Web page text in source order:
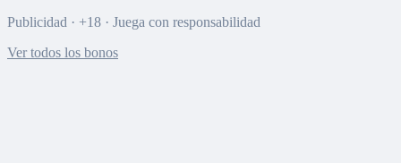
Publicidad · +18 · Juega con responsabilidad
Ver todos los bonos